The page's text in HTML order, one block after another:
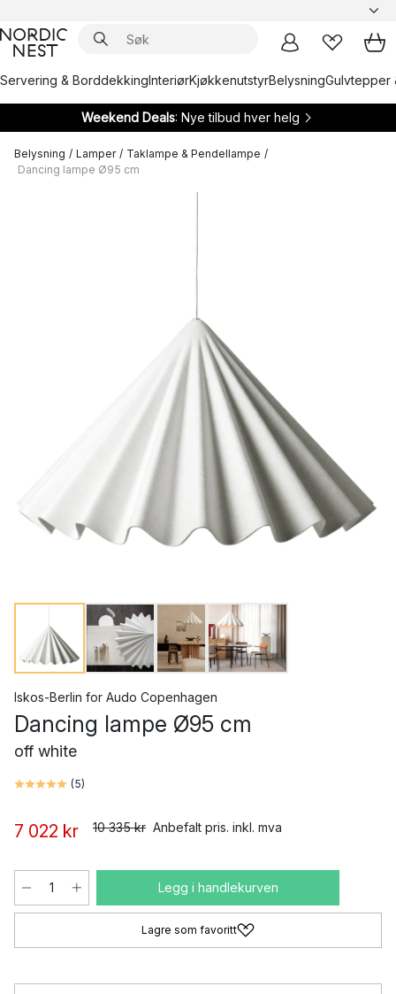
Servering & BorddekkingInteriørKjøkkenutstyrBelysningGulvtepper
Weekend Deals: Nye tilbud hver helg
Belysning / Lamper / Taklampe & Pendellampe /
Dancing lampe Ø95 cm
Iskos-Berlin for Audo Copenhagen
Dancing lampe Ø95 cm
off white
(5)
7 022 kr 10 335 kr Anbefalt pris. inkl. mva
Legg i handlekurven
Lagre som favoritt